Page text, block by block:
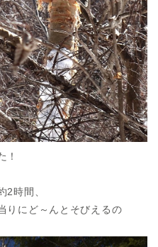
！
2時間、
りにど～んとそびえるの